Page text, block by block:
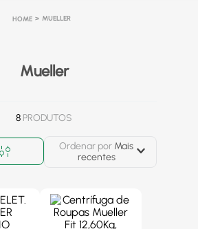
MUELLER
Mueller
8 PRODUTOS
Ordenar por Mais
recentes